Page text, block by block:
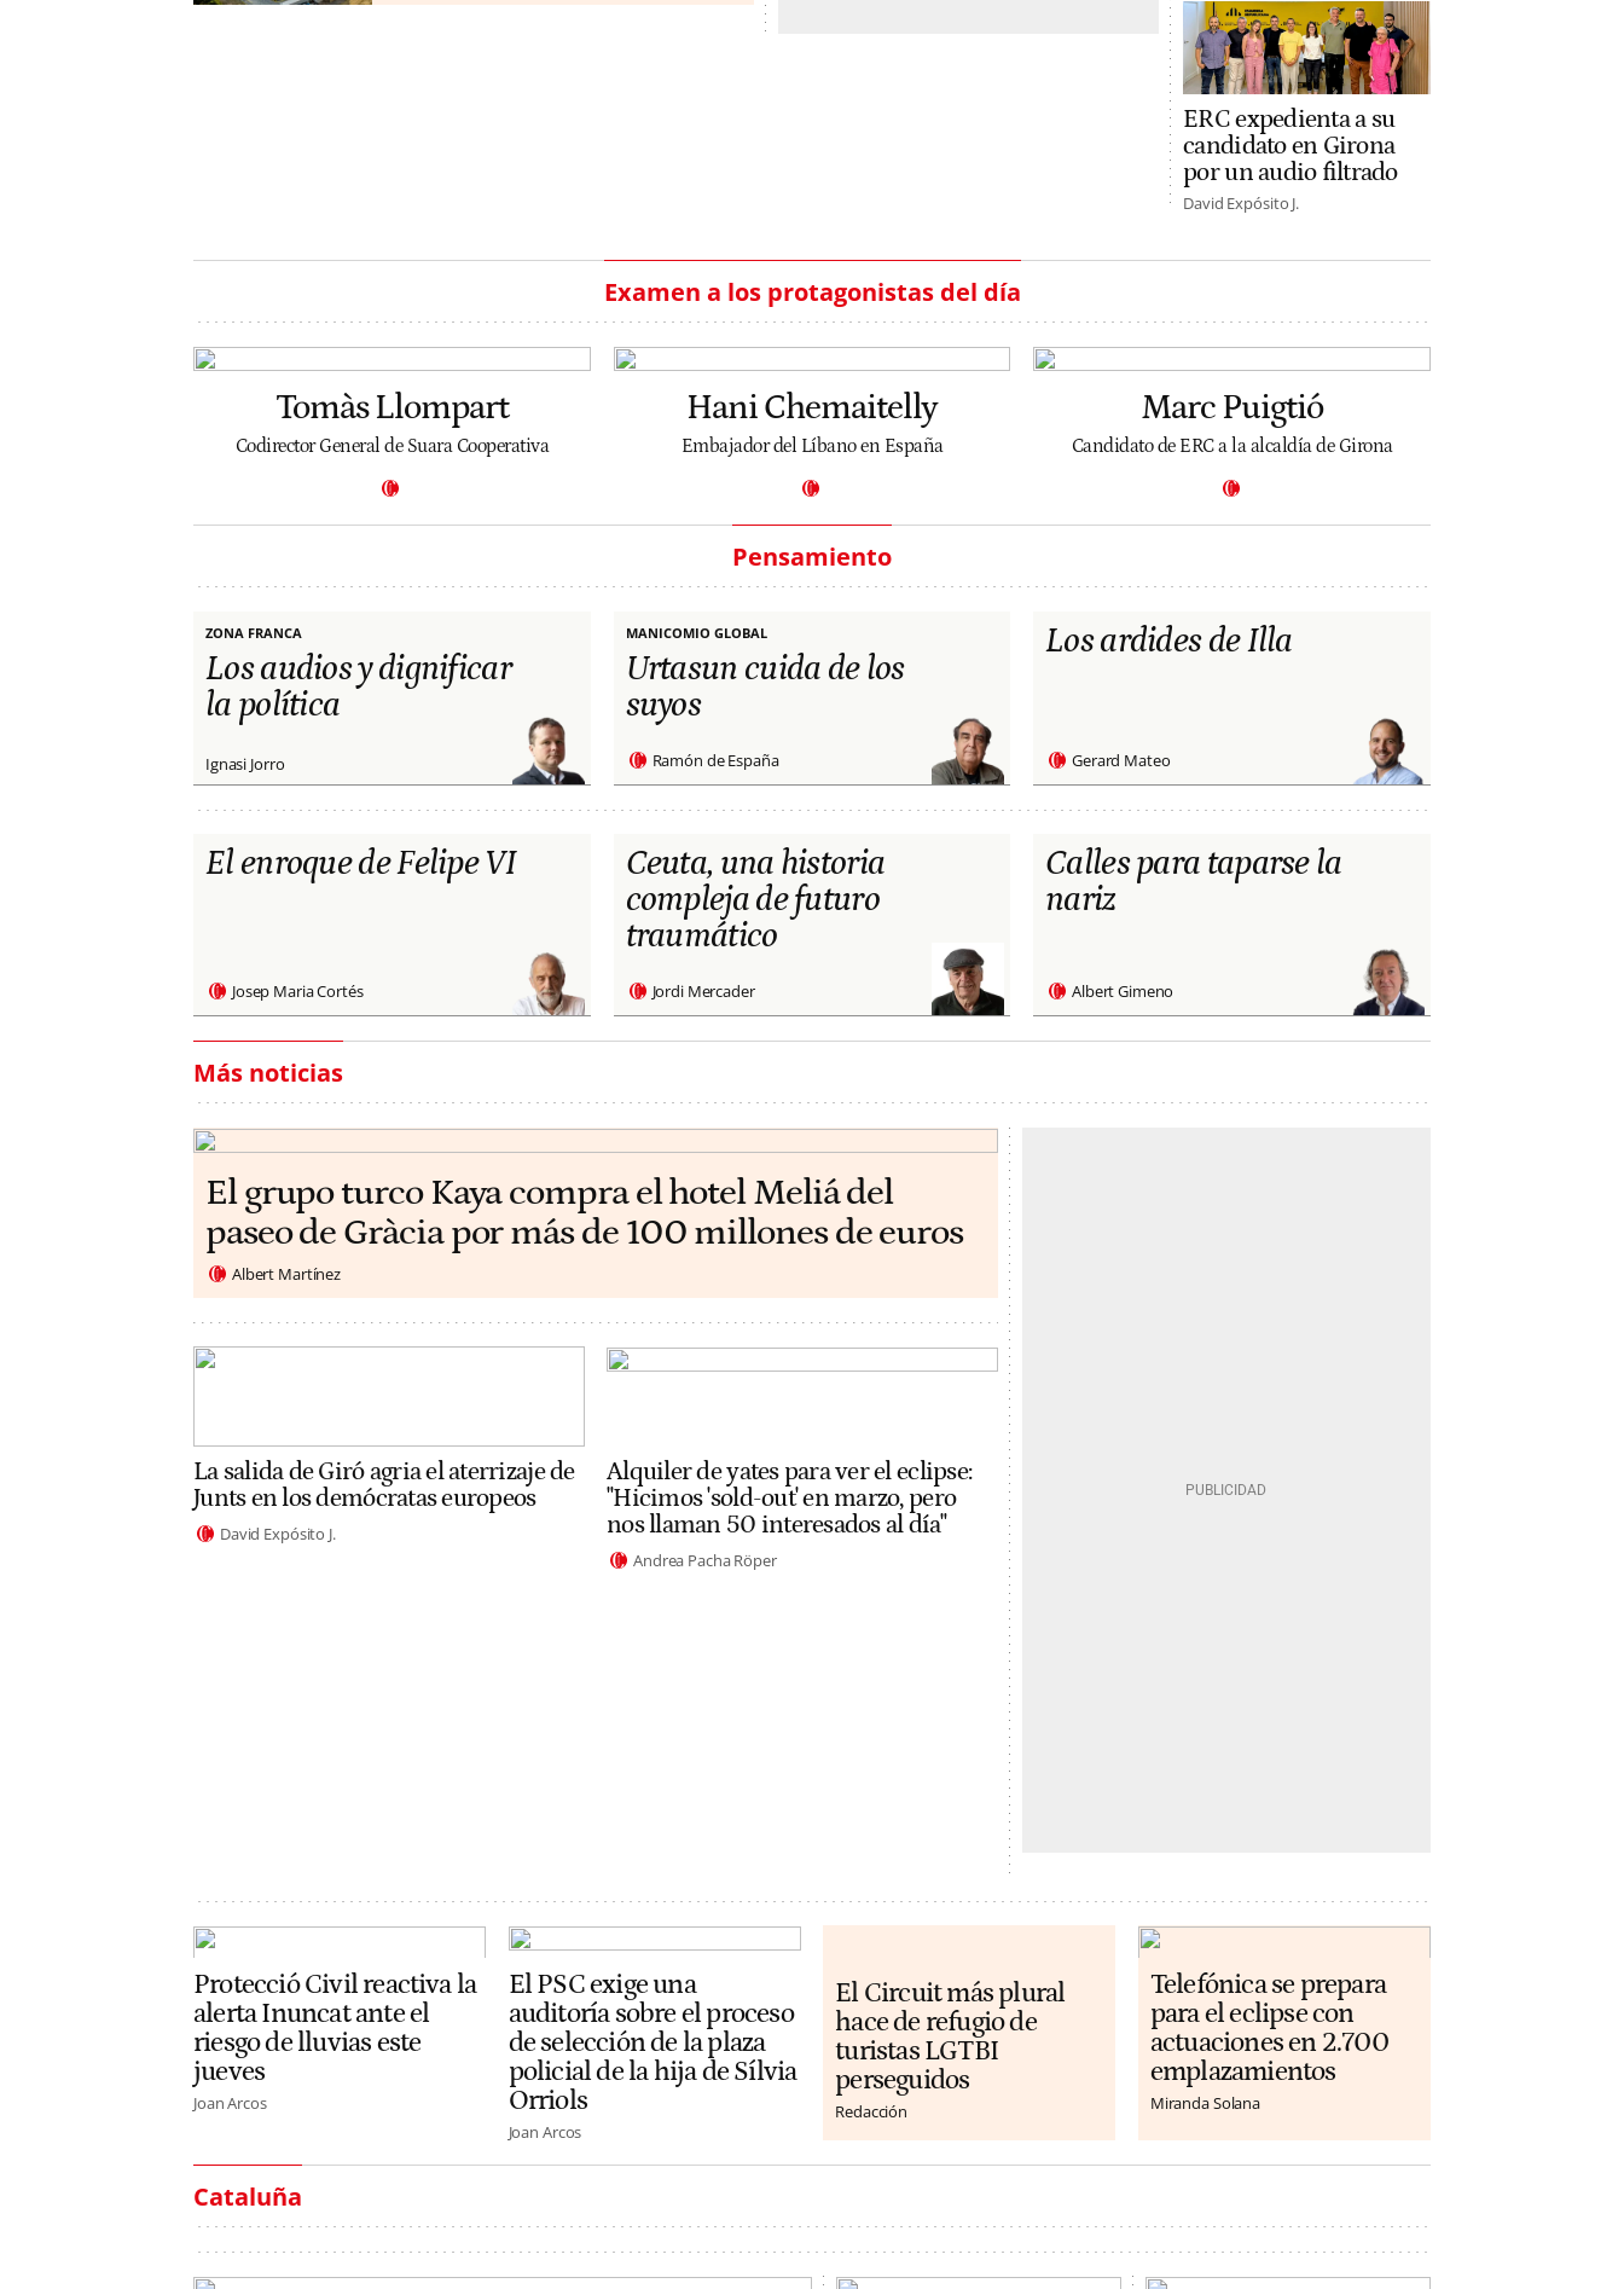
ERC expedienta a su
candidato en Girona
por un audio filtrado
David Expósito J.
Examen a los protagonistas del día
Tomàs Llompart
Codirector General de Suara Cooperativa
Hani Chemaitelly
Embajador del Líbano en España
Marc Puigtió
Candidato de ERC a la alcaldía de Girona
Pensamiento
ZONA FRANCA
Los audios y dignificar
la política
Ignasi Jorro
MANICOMIO GLOBAL
Urtasun cuida de los
suyos
Ramón de España
Los ardides de Illa
Gerard Mateo
El enroque de Felipe VI
Josep Maria Cortés
Ceuta, una historia
compleja de futuro
traumático
Jordi Mercader
Calles para taparse la
nariz
Albert Gimeno
Más noticias
El grupo turco Kaya compra el hotel Meliá del
paseo de Gràcia por más de 100 millones de euros
Albert Martínez
La salida de Giró agria el aterrizaje de
Junts en los demócratas europeos
David Expósito J.
Alquiler de yates para ver el eclipse:
"Hicimos 'sold-out' en marzo, pero
nos llaman 50 interesados al día"
Andrea Pacha Röper
Protecció Civil reactiva la
alerta Inuncat ante el
riesgo de lluvias este
jueves
Joan Arcos
El PSC exige una
auditoría sobre el proceso
de selección de la plaza
policial de la hija de Sílvia
Orriols
Joan Arcos
El Circuit más plural
hace de refugio de
turistas LGTBI
perseguidos
Redacción
Telefónica se prepara
para el eclipse con
actuaciones en 2.700
emplazamientos
Miranda Solana
Cataluña